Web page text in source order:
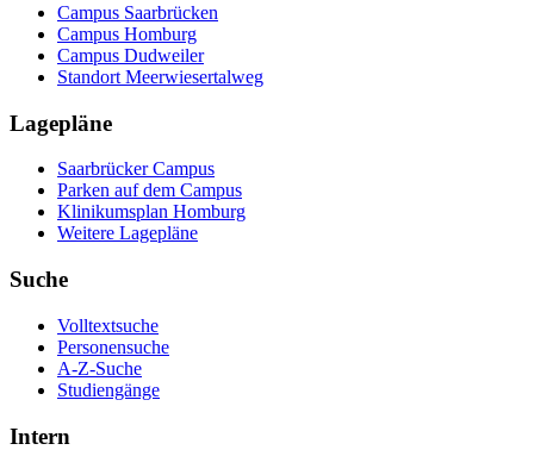
Campus Saarbrücken
Campus Homburg
Campus Dudweiler
Standort Meerwiesertalweg
Lagepläne
Saarbrücker Campus
Parken auf dem Campus
Klinikumsplan Homburg
Weitere Lagepläne
Suche
Volltextsuche
Personensuche
A-Z-Suche
Studiengänge
Intern